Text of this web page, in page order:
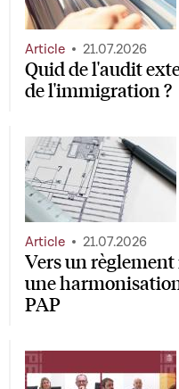
Quid de l'audit
de l'immigration ?
Article 21.07.2026
Vers un
une
PAP
Article 21.07.2026